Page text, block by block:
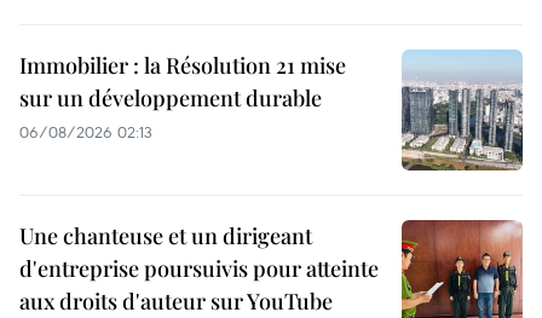
Immobilier : la Résolution 21 mise
sur un développement durable
06/08/2026 02:13
Une chanteuse et un dirigeant
d'entreprise poursuivis pour atteinte
aux droits d'auteur sur YouTube